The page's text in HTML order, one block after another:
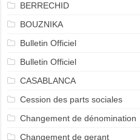
BERRECHID
BOUZNIKA
Bulletin Officiel
Bulletin Officiel
CASABLANCA
Cession des parts sociales
Changement de dénomination
Changement de gerant